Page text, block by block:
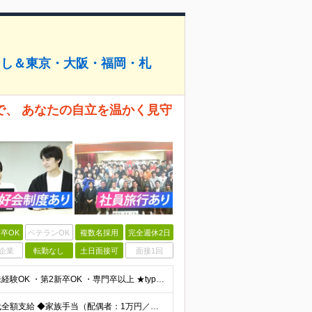
＆東京・大阪・福岡・札
あなたの自立を温かく見守
OK ベテランOK 複数名採用 完全週休2日
業 転勤なし 土日面接可 面接1回
★*完全未経験からエンジニアになりたい人歓迎*★ ・未経験OK ・第2新卒OK ・専門卒以上 ★type経由で入社した社員も在籍しています♪ ▼下記のような方もぜひご応募ください ◎研修が充実してい
≪手当充実！≫ ◆交通費（月5万円まで支給） ◆残業代全額支給 ◆家族手当（配偶者：1万円／子1人：5000円 ※月額） ◆役職手当（最大13万円 ※月額） ◆地域手当（東京1万円/月、大阪5000円